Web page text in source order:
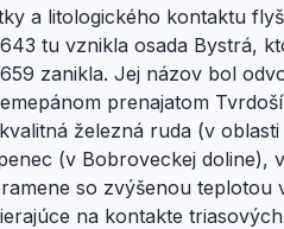
a litologického kontaktu
tu vznikla osada Bystrá,
zanikla. Jej názov bol
prenajatom
železná ruda (v
(v Bobroveckej doline),
so zvýšenou teplotou
na kontakte